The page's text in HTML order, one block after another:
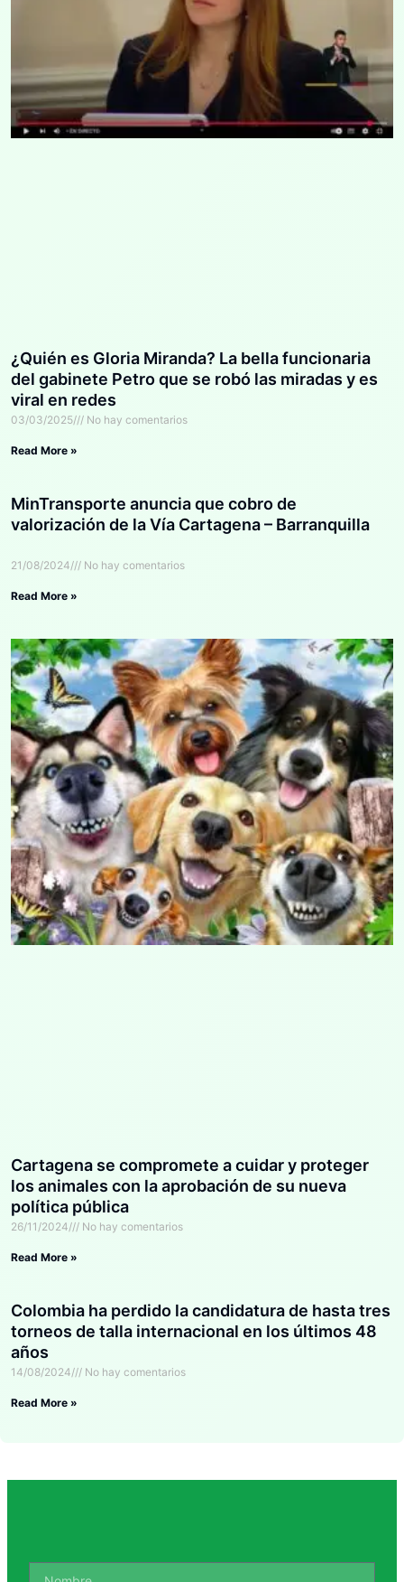
¿Quién es Gloria Miranda? La bella funcionaria
del gabinete Petro que se robó las miradas y es
viral en redes
03/03/2025 No hay comentarios
Read More »
MinTransporte anuncia que cobro de
valorización de la Vía Cartagena – Barranquilla
21/08/2024 No hay comentarios
Read More »
Cartagena se compromete a cuidar y proteger
los animales con la aprobación de su nueva
política pública
26/11/2024 No hay comentarios
Read More »
Colombia ha perdido la candidatura de hasta tres
torneos de talla internacional en los últimos 48
años
14/08/2024 No hay comentarios
Read More »